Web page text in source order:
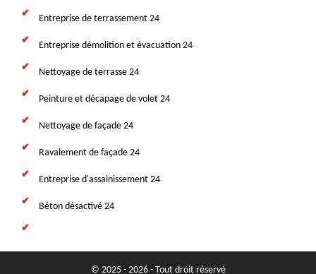
Entreprise de terrassement 24
Entreprise démolition et évacuation 24
Nettoyage de terrasse 24
Peinture et décapage de volet 24
Nettoyage de façade 24
Ravalement de façade 24
Entreprise d'assainissement 24
Béton désactivé 24
© 2025 - 2026 - Tout droit réservé